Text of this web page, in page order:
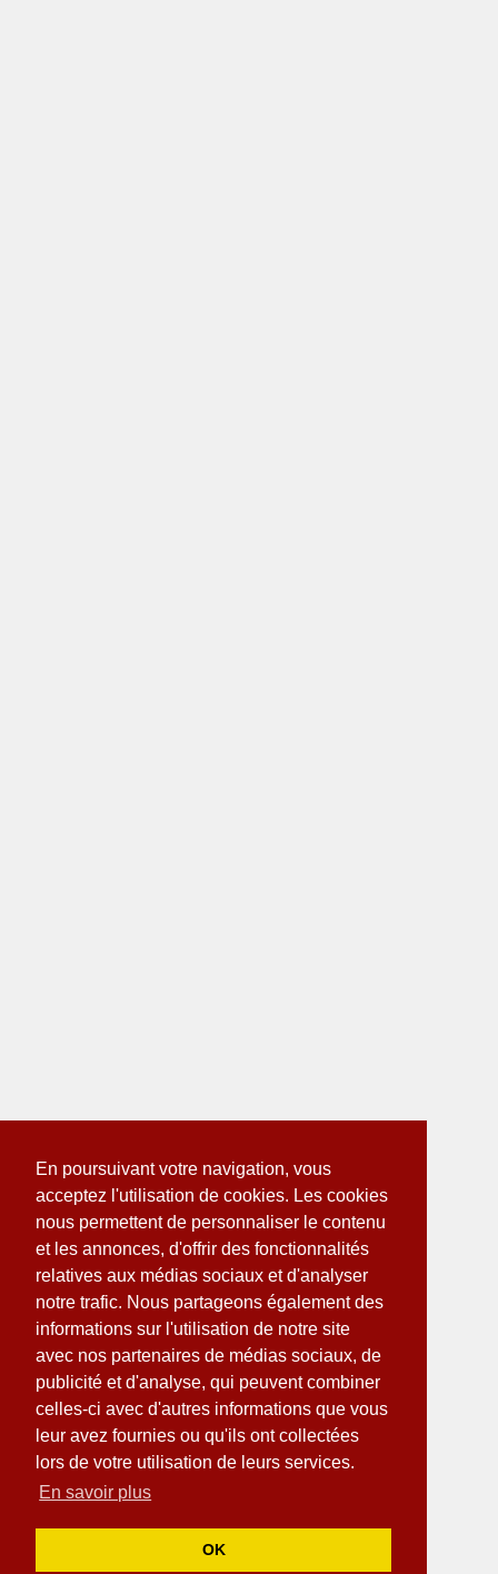
En poursuivant votre navigation, vous
acceptez l'utilisation de cookies. Les cookies
nous permettent de personnaliser le contenu
et les annonces, d'offrir des fonctionnalités
relatives aux médias sociaux et d'analyser
notre trafic. Nous partageons également des
informations sur l'utilisation de notre site
avec nos partenaires de médias sociaux, de
publicité et d'analyse, qui peuvent combiner
celles-ci avec d'autres informations que vous
leur avez fournies ou qu'ils ont collectées
lors de votre utilisation de leurs services.
En savoir plus
OK